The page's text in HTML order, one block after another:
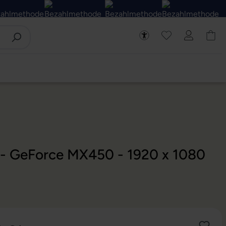
GeForce MX450 - 1920 x 1080